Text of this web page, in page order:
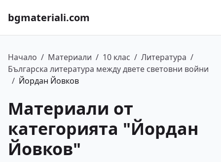
bgmateriali.com
Начало / Материали / 10 клас / Литература /
Българска литература между двете световни войни
/ Йордан Йовков
Материали от
категорията "Йордан
Йовков"